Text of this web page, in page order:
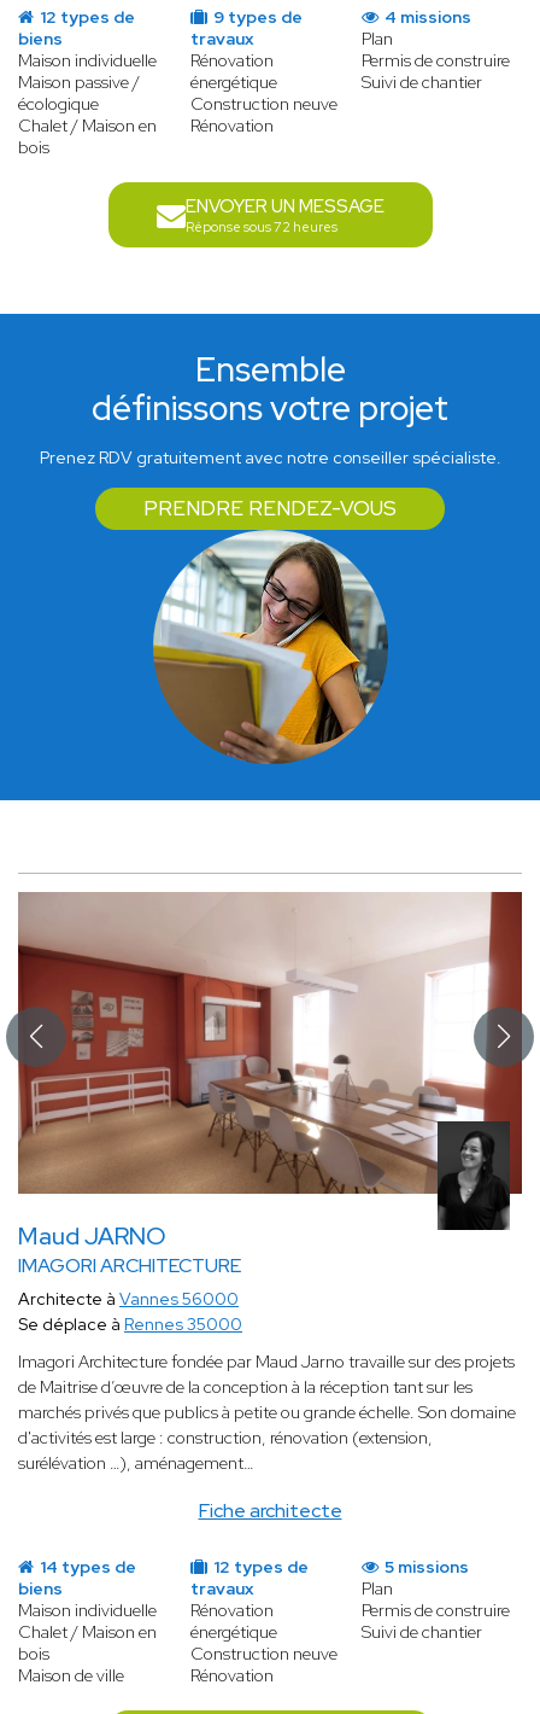
12 types de
biens
Maison individuelle
Maison passive /
écologique
Chalet / Maison en
bois
9 types de
travaux
Rénovation
énergétique
Construction neuve
Rénovation
4 missions
Plan
Permis de construire
Suivi de chantier
ENVOYER UN MESSAGE
Réponse sous 72 heures
Ensemble
définissons votre projet
Prenez RDV gratuitement avec notre conseiller spécialiste.
PRENDRE RENDEZ-VOUS
Maud JARNO
IMAGORI ARCHITECTURE
Fiche architecte
Architecte à Vannes 56000
Se déplace à Rennes 35000
Imagori Architecture fondée par Maud Jarno travaille sur des projets
de Maitrise d’œuvre de la conception à la réception tant sur les
marchés privés que publics à petite ou grande échelle. Son domaine
d'activités est large : construction, rénovation (extension,
surélévation …), aménagement…
14 types de
biens
Maison individuelle
Chalet / Maison en
bois
Maison de ville
12 types de
travaux
Rénovation
énergétique
Construction neuve
Rénovation
5 missions
Plan
Permis de construire
Suivi de chantier